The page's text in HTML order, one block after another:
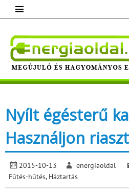
content
Megújuló és
Nyílt égésterű
Használjon
2015-10-13 energiaoldal
Fűtés-hűtés, Háztartás